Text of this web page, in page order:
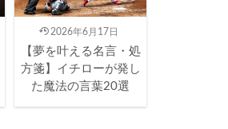
2026年6月17日
【夢を叶える名言・処
方箋】イチローが発し
た魔法の言葉20選